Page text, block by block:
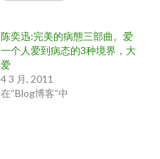
陈奕迅:完美的病態三部曲。爱
一个人爱到病态的3种境界，大
爱
4 3 月, 2011
在“Blog博客”中